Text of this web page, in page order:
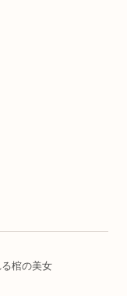
棺の美女